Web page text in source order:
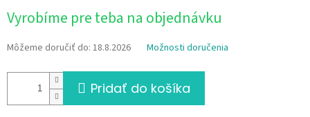
cena:
Vyrobíme pre teba na objednávku
Môžeme doručiť do: 18.8.2026 Možnosti doručenia
Pridať do košíka